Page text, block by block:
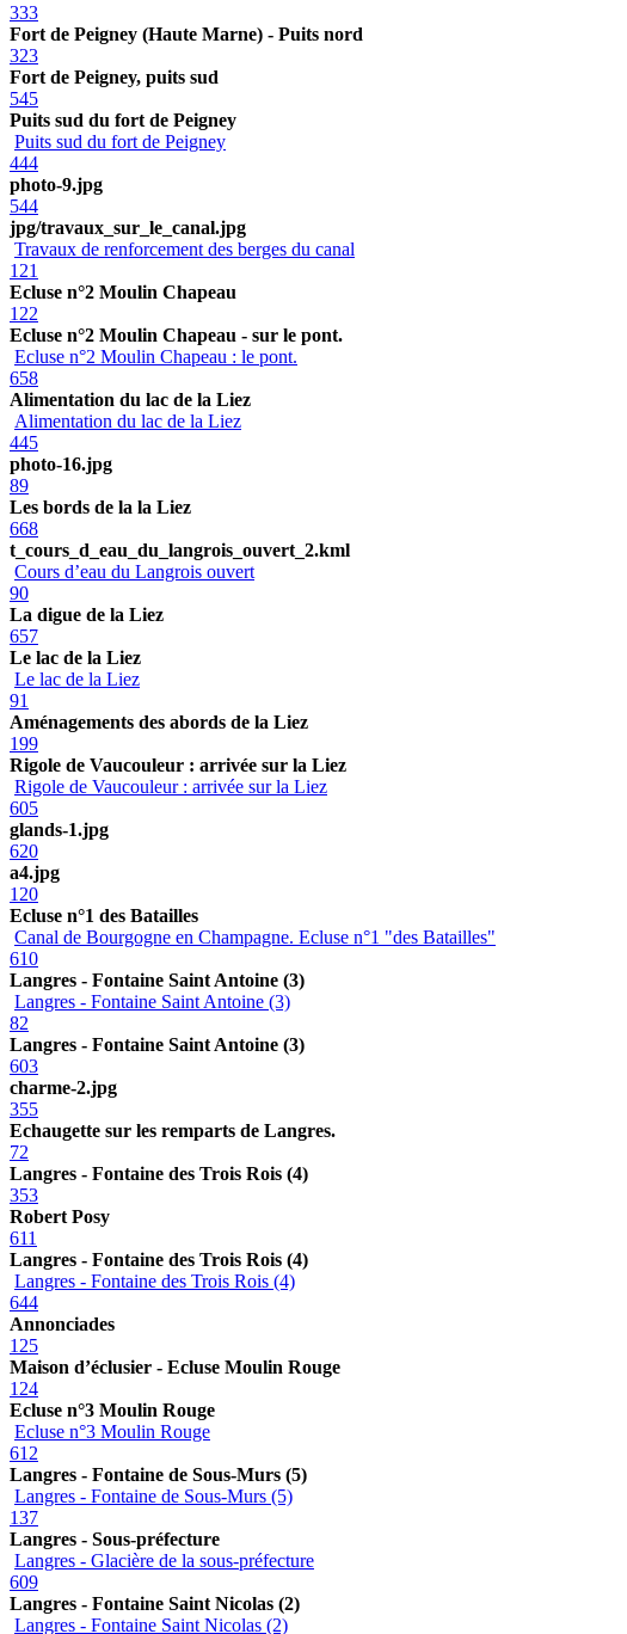
333
Fort de Peigney (Haute Marne) - Puits nord
323
Fort de Peigney, puits sud
545
Puits sud du fort de Peigney
Puits sud du fort de Peigney
444
photo-9.jpg
544
jpg/travaux_sur_le_canal.jpg
Travaux de renforcement des berges du canal
121
Ecluse n°2 Moulin Chapeau
122
Ecluse n°2 Moulin Chapeau - sur le pont.
Ecluse n°2 Moulin Chapeau : le pont.
658
Alimentation du lac de la Liez
Alimentation du lac de la Liez
445
photo-16.jpg
89
Les bords de la la Liez
668
t_cours_d_eau_du_langrois_ouvert_2.kml
Cours d’eau du Langrois ouvert
90
La digue de la Liez
657
Le lac de la Liez
Le lac de la Liez
91
Aménagements des abords de la Liez
199
Rigole de Vaucouleur : arrivée sur la Liez
Rigole de Vaucouleur : arrivée sur la Liez
605
glands-1.jpg
620
a4.jpg
120
Ecluse n°1 des Batailles
Canal de Bourgogne en Champagne. Ecluse n°1 "des Batailles"
610
Langres - Fontaine Saint Antoine (3)
Langres - Fontaine Saint Antoine (3)
82
Langres - Fontaine Saint Antoine (3)
603
charme-2.jpg
355
Echaugette sur les remparts de Langres.
72
Langres - Fontaine des Trois Rois (4)
353
Robert Posy
611
Langres - Fontaine des Trois Rois (4)
Langres - Fontaine des Trois Rois (4)
644
Annonciades
125
Maison d’éclusier - Ecluse Moulin Rouge
124
Ecluse n°3 Moulin Rouge
Ecluse n°3 Moulin Rouge
612
Langres - Fontaine de Sous-Murs (5)
Langres - Fontaine de Sous-Murs (5)
137
Langres - Sous-préfecture
Langres - Glacière de la sous-préfecture
609
Langres - Fontaine Saint Nicolas (2)
Langres - Fontaine Saint Nicolas (2)